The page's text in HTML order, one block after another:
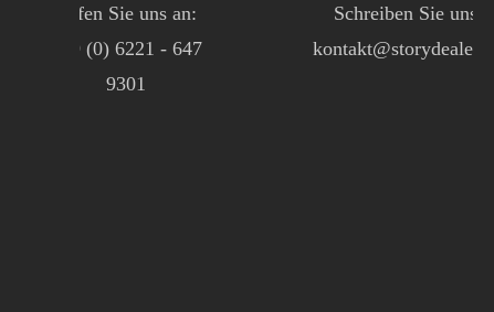
Rufen Sie uns an:
+49 (0) 6221 - 647
9301
Schreiben Sie uns:
kontakt@storydealer.de